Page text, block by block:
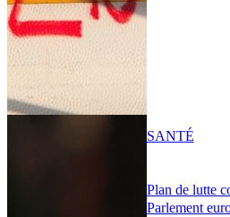
Plan de lutte
Parlement
SANTÉ